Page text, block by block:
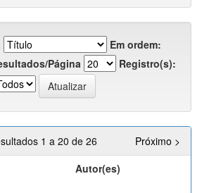
Em ordem:
Página
Registro(s):
1 a 20 de 26
Próximo >
Autor(es)